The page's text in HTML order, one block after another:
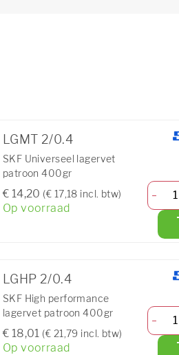
LGMT 2/0.4
SKF Universeel lagervet
patroon 400gr
€ 14,20 (€ 17,18 incl. btw)
Op voorraad
LGHP 2/0.4
SKF High performance
lagervet patroon 400gr
€ 18,01 (€ 21,79 incl. btw)
Op voorraad